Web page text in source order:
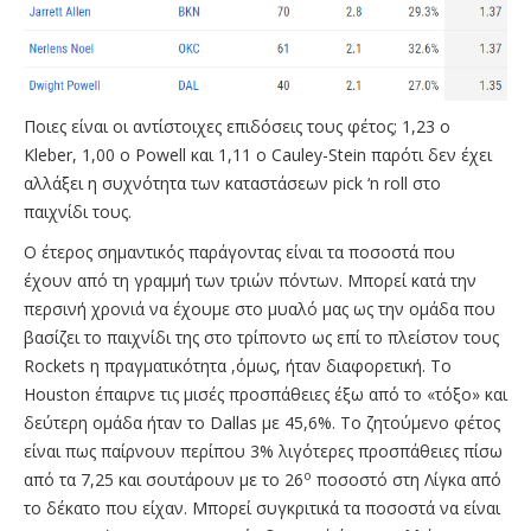
Ποιες είναι οι αντίστοιχες επιδόσεις τους φέτος; 1,23 o
Kleber, 1,00 o Powell και 1,11 ο Cauley-Stein παρότι δεν έχει
αλλάξει η συχνότητα των καταστάσεων pick ‘n roll στο
παιχνίδι τους.
Ο έτερος σημαντικός παράγοντας είναι τα ποσοστά που
έχουν από τη γραμμή των τριών πόντων. Μπορεί κατά την
περσινή χρονιά να έχουμε στο μυαλό μας ως την ομάδα που
βασίζει το παιχνίδι της στο τρίποντο ως επί το πλείστον τους
Rockets η πραγματικότητα ,όμως, ήταν διαφορετική. Το
Houston έπαιρνε τις μισές προσπάθειες έξω από το «τόξο» και
δεύτερη ομάδα ήταν το Dallas με 45,6%. Το ζητούμενο φέτος
είναι πως παίρνουν περίπου 3% λιγότερες προσπάθειες πίσω
από τα 7,25 και σουτάρουν με το 26ο ποσοστό στη Λίγκα από
το δέκατο που είχαν. Μπορεί συγκριτικά τα ποσοστά να είναι